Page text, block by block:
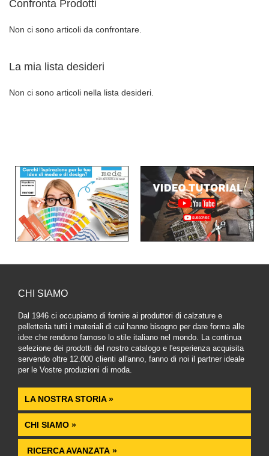
Confronta Prodotti
Non ci sono articoli da confrontare.
La mia lista desideri
Non ci sono articoli nella lista desideri.
CHI SIAMO
Dal 1946 ci occupiamo di fornire ai produttori di calzature e
pelletteria tutti i materiali di cui hanno bisogno per dare forma alle
idee che rendono famoso lo stile italiano nel mondo. La continua
selezione dei prodotti del nostro catalogo e l'esperienza acquisita
servendo oltre 12.000 clienti all'anno, fanno di noi il partner ideale
per le Vostre produzioni di moda.
LA NOSTRA STORIA »
CHI SIAMO »
RICERCA AVANZATA »